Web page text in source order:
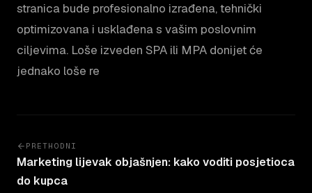
stranica bude profesionalno izrađena, tehnički
optimizovana i usklađena s vašim poslovnim
ciljevima. Loše izveden SPA ili MPA donijet će
jednako loše re
PRETHODNI
Marketing lijevak objašnjen: kako voditi posjetioca
do kupca